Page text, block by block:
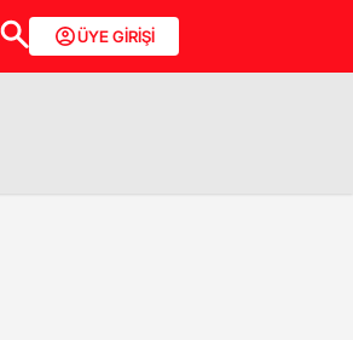
ÜYE GİRİŞİ